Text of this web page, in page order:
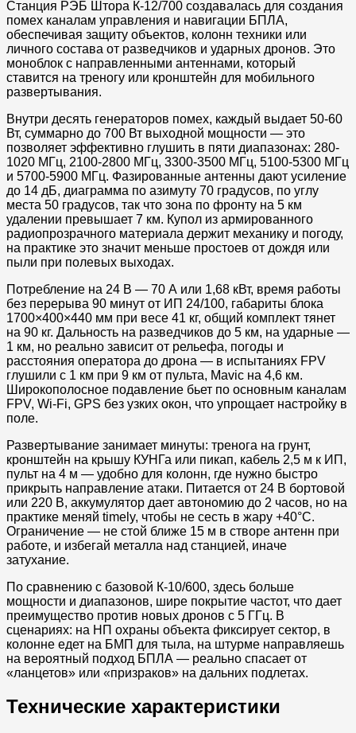
Станция РЭБ Штора К-12/700 создавалась для создания
помех каналам управления и навигации БПЛА,
обеспечивая защиту объектов, колонн техники или
личного состава от разведчиков и ударных дронов. Это
моноблок с направленными антеннами, который
ставится на треногу или кронштейн для мобильного
развертывания.
Внутри десять генераторов помех, каждый выдает 50-60
Вт, суммарно до 700 Вт выходной мощности — это
позволяет эффективно глушить в пяти диапазонах: 280-
1020 МГц, 2100-2800 МГц, 3300-3500 МГц, 5100-5300 МГц
и 5700-5900 МГц. Фазированные антенны дают усиление
до 14 дБ, диаграмма по азимуту 70 градусов, по углу
места 50 градусов, так что зона по фронту на 5 км
удалении превышает 7 км. Купол из армированного
радиопрозрачного материала держит механику и погоду,
на практике это значит меньше простоев от дождя или
пыли при полевых выходах.
Потребление на 24 В — 70 А или 1,68 кВт, время работы
без перерыва 90 минут от ИП 24/100, габариты блока
1700×400×440 мм при весе 41 кг, общий комплект тянет
на 90 кг. Дальность на разведчиков до 5 км, на ударные —
1 км, но реально зависит от рельефа, погоды и
расстояния оператора до дрона — в испытаниях FPV
глушили с 1 км при 9 км от пульта, Mavic на 4,6 км.
Широкополосное подавление бьет по основным каналам
FPV, Wi-Fi, GPS без узких окон, что упрощает настройку в
поле.​
Развертывание занимает минуты: тренога на грунт,
кронштейн на крышу КУНГа или пикап, кабель 2,5 м к ИП,
пульт на 4 м — удобно для колонн, где нужно быстро
прикрыть направление атаки. Питается от 24 В бортовой
или 220 В, аккумулятор дает автономию до 2 часов, но на
практике меняй timely, чтобы не сесть в жару +40°C.
Ограничение — не стой ближе 15 м в створе антенн при
работе, и избегай металла над станцией, иначе
затухание.
По сравнению с базовой К-10/600, здесь больше
мощности и диапазонов, шире покрытие частот, что дает
преимущество против новых дронов с 5 ГГц. В
сценариях: на НП охраны объекта фиксирует сектор, в
колонне едет на БМП для тыла, на штурме направляешь
на вероятный подход БПЛА — реально спасает от
«ланцетов» или «призраков» на дальних подлетах.
Технические характеристики